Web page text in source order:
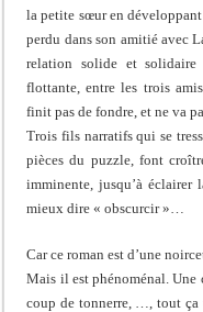
la petite sœur en
perdu dans son amitié avec
relation solide et
flottante, entre les trois
finit pas de fondre, et ne va
Trois fils narratifs qui se
pièces du puzzle, font
imminente, jusqu’à
mieux dire « obscurcir »…
Car ce roman est d’une
Mais il est phénoménal.
coup de tonnerre, …, tout ça